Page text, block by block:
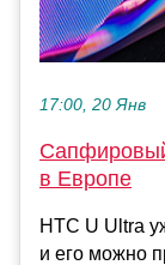
17:00, 20 Янв
в Европе
HTC U Ultra
и его можно